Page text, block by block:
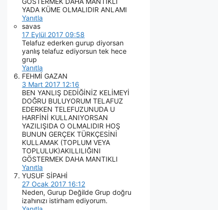
YADA KÜME OLMALIDIR ANLAMI
Yanıtla
savas
17 Eylül 2017 09:58
Telafuz ederken gurup diyorsan
yanlış telafuz ediyorsun tek hece
grup
Yanıtla
FEHMİ GAZAN
3 Mart 2017 12:16
BEN YANLIŞ DEDİĞİNİZ KELİMEYİ
DOĞRU BULUYORUM TELAFUZ
EDERKEN TELEFUZUNUDA U
HARFİNİ KULLANIYORSAN
YAZILIŞIDA O OLMALIDIR HOŞ
BUNUN GERÇEK TÜRKÇESİNİ
KULLAMAK (TOPLUM VEYA
TOPLULUK)AKILLILIĞINI
GÖSTERMEK DAHA MANTIKLI
Yanıtla
YUSUF SİPAHİ
27 Ocak 2017 16:12
Neden, Gurup Değilde Grup doğru
izahınızı istirham ediyorum.